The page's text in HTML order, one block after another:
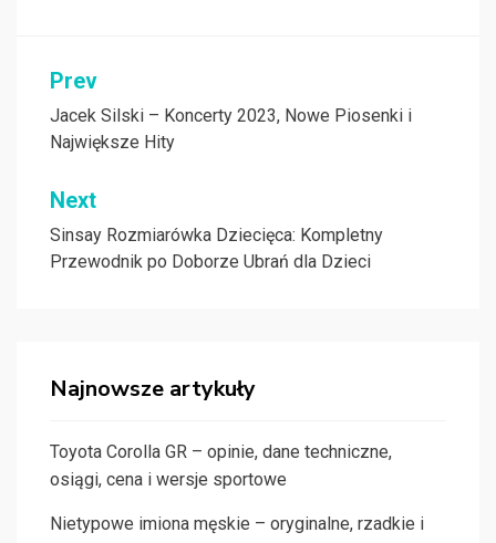
Nawigacja
wpisu
Prev
Jacek Silski – Koncerty 2023, Nowe Piosenki i
Największe Hity
Next
Sinsay Rozmiarówka Dziecięca: Kompletny
Przewodnik po Doborze Ubrań dla Dzieci
Najnowsze artykuły
Toyota Corolla GR – opinie, dane techniczne,
osiągi, cena i wersje sportowe
Nietypowe imiona męskie – oryginalne, rzadkie i